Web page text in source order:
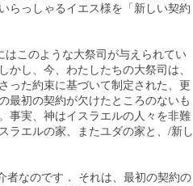
らっしゃるイエス様を「新しい契約
はこのような大祭司が与えられてい
し、今、わたしたちの大祭司は、
った約束に基づいて制定された、更
最初の契約が欠けたところのないも
事実、神はイスラエルの人々を非難
ラエルの家、またユダの家と、/新し
者なのです． それは、最初の契約の